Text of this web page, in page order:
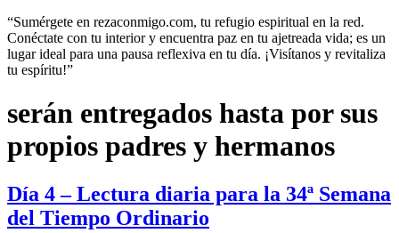
“Sumérgete en rezaconmigo.com, tu refugio espiritual en la red.
Conéctate con tu interior y encuentra paz en tu ajetreada vida; es un
lugar ideal para una pausa reflexiva en tu día. ¡Visítanos y revitaliza
tu espíritu!”
serán entregados hasta por sus
propios padres y hermanos
Día 4 – Lectura diaria para la 34ª Semana
del Tiempo Ordinario